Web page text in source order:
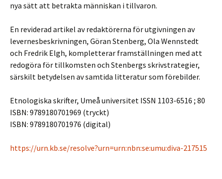
nya sätt att betrakta människan i tillvaron.
En reviderad artikel av redaktörerna för utgivningen av
levernesbeskrivningen, Göran Stenberg, Ola Wennstedt
och Fredrik Elgh, kompletterar framställningen med att
redogöra för tillkomsten och Stenbergs skrivstrategier,
särskilt betydelsen av samtida litteratur som förebilder.
Etnologiska skrifter, Umeå universitet ISSN 1103-6516 ; 80
ISBN: 9789180701969 (tryckt)
ISBN: 9789180701976 (digital)
https://urn.kb.se/resolve?urn=urn:nbn:se:umu:diva-217515